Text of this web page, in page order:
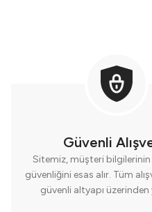
Güvenli
Sitemiz, müşteri bilgilerinin
güvenliğini esas alır. Tüm
güvenli altyapı